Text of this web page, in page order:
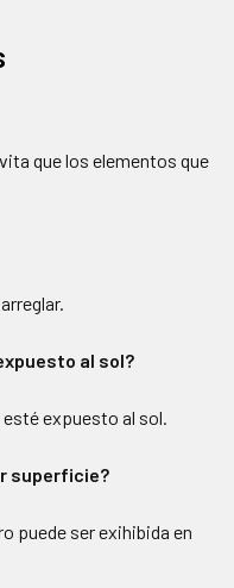
que los elementos que
al sol?
esté expuesto al sol.
superficie?
puede ser exihibida en